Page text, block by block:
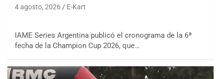
4 agosto, 2026 E-Kart
IAME Series Argentina publicó el cronograma de la 6ª
fecha de la Champion Cup 2026, que…